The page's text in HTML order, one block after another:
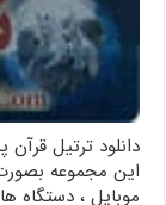
دانلود ترتیل قرآن